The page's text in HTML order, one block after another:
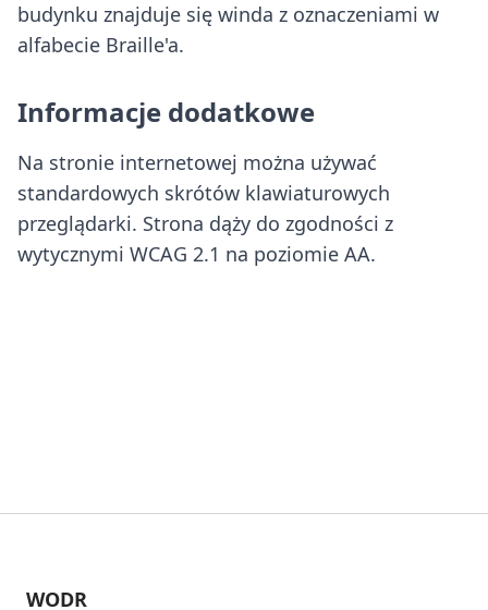
budynku znajduje się winda z oznaczeniami w
alfabecie Braille'a.
Informacje dodatkowe
Na stronie internetowej można używać
standardowych skrótów klawiaturowych
przeglądarki. Strona dąży do zgodności z
wytycznymi WCAG 2.1 na poziomie AA.
WODR